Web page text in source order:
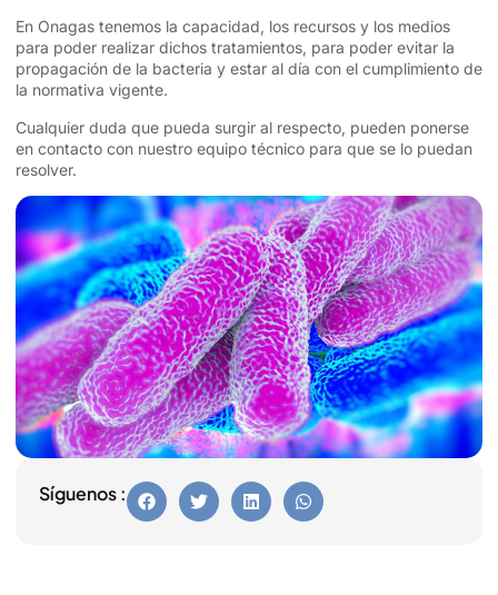
En Onagas tenemos la capacidad, los recursos y los medios
para poder realizar dichos tratamientos, para poder evitar la
propagación de la bacteria y estar al día con el cumplimiento de
la normativa vigente.
Cualquier duda que pueda surgir al respecto, pueden ponerse
en contacto con nuestro equipo técnico para que se lo puedan
resolver.
Síguenos :